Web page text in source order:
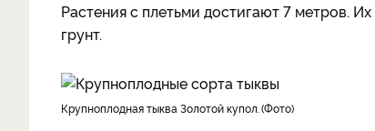
Растения с плетьми достигают 7 метров.
грунт.
крупноплодная тыква Золотой купол. Фото